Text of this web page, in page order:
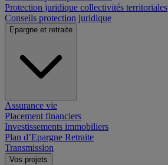
Protection juridique collectivités territoriales
Conseils protection juridique
Epargne et retraite
Assurance vie
Placement financiers
Investissements immobiliers
Plan d’Epargne Retraite
Transmission
Vos projets